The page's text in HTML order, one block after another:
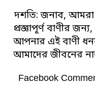
দশতি: জনাব,
প্রজ্ঞাপূর্ণ বাণীর
আপনার এই বাণী
আমাদের জীবনের
Facebook